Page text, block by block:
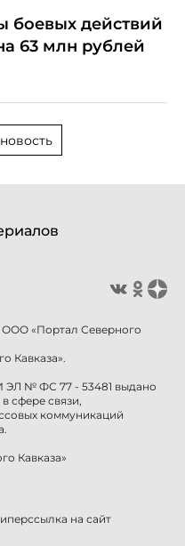
боевых действий
63 млн рублей
«Портал Северного
Кавказа».
ЭЛ № ФС 77 - 53481 выдано
сфере связи,
коммуникаций
Кавказа»
на сайт